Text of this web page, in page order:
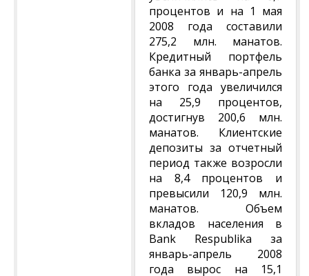
процентов и на 1 мая
2008 года составили
275,2 млн. манатов.
Кредитный портфель
банка за январь-апрель
этого года увеличился
на 25,9 процентов,
достигнув 200,6 млн.
манатов. Клиентские
депозиты за отчетный
период также возросли
на 8,4 процентов и
превысили 120,9 млн.
манатов. Объем
вкладов населения в
Bank Respublika за
январь-апрель 2008
года вырос на 15,1